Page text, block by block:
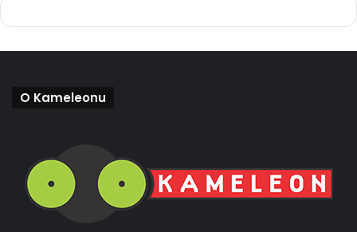
O Kameleonu